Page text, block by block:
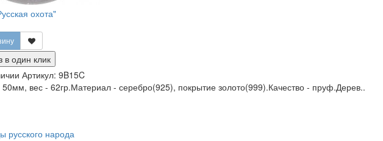
охота"
в один клик
Артикул: 9B15C
вес - 62гр.Материал - серебро(925), покрытие золото(999).Качество - пруф.Дерев..